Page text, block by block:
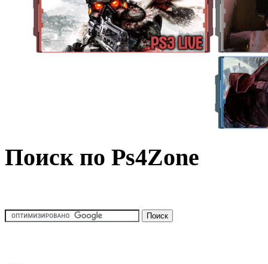
Поиск по Ps4Zone